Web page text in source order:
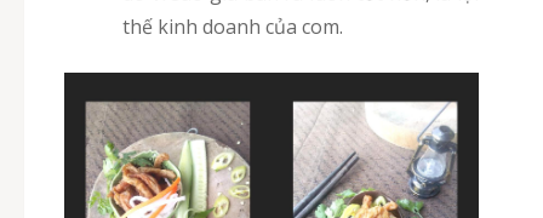
thế kinh doanh của com.